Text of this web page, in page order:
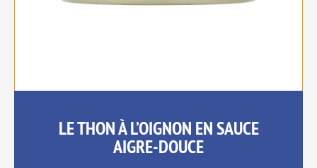
LE THON À L’OIGNON EN SAUCE
AIGRE-DOUCE